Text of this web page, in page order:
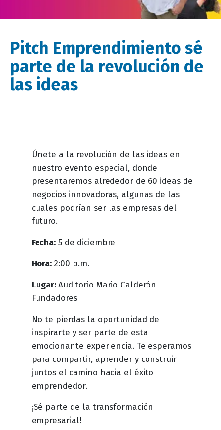
Pitch Emprendimiento sé
parte de la revolución de
las ideas
Descripción
evento
Únete a la revolución de las ideas en
nuestro evento especial, donde
presentaremos alrededor de 60 ideas de
negocios innovadoras, algunas de las
cuales podrían ser las empresas del
futuro.
Fecha: 5 de diciembre
Hora: 2:00 p.m.
Lugar:Auditorio Mario Calderón
Fundadores
No te pierdas la oportunidad de
inspirarte y ser parte de esta
emocionante experiencia. Te esperamos
para compartir, aprender y construir
juntos el camino hacia el éxito
emprendedor.
¡Sé parte de la transformación
empresarial!